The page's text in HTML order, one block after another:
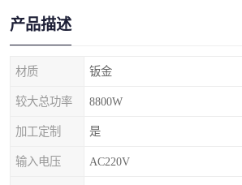
产品描述
材质 钣金
较大总功率 8800W
加工定制 是
输入电压 AC220V